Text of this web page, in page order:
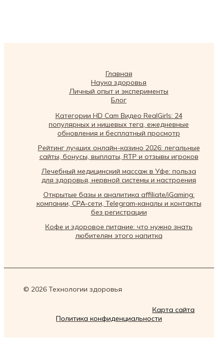
Главная
Наука здоровья
Личный опыт и эксперименты
Блог
Категории HD Cam Видео RealGirls: 24
популярных и нишевых тега, ежедневные
обновления и бесплатный просмотр
Рейтинг лучших онлайн-казино 2026: легальные
сайты, бонусы, выплаты, RTP и отзывы игроков
Лечебный медицинский массаж в Уфе: польза
для здоровья, нервной системы и настроения
Открытые базы и аналитика affiliate/iGaming:
компании, CPA‑сети, Telegram‑каналы и контакты
без регистрации
Кофе и здоровое питание: что нужно знать
любителям этого напитка
© 2026 Технологии здоровья
Карта сайта
Политика конфиденциальности